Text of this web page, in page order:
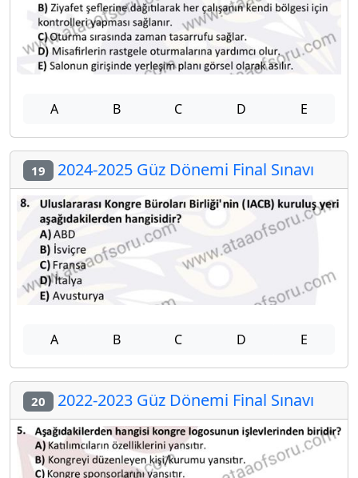
A B C D E
19 2024-2025 Güz Dönemi Final Sınavı
A B C D E
20 2022-2023 Güz Dönemi Final Sınavı